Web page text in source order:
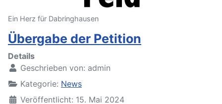
Ein Herz für Dabringhausen
Übergabe der Petition
Details
Geschrieben von: admin
Kategorie: News
Veröffentlicht: 15. Mai 2024